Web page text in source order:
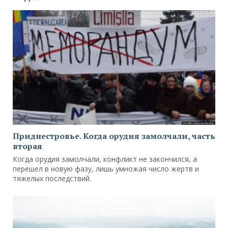
Приднестровье. Когда орудия замолчали, часть
вторая
Когда орудия замолчали, конфликт не закончился, а
перешел в новую фазу, лишь умножая число жертв и
тяжелых последствий.